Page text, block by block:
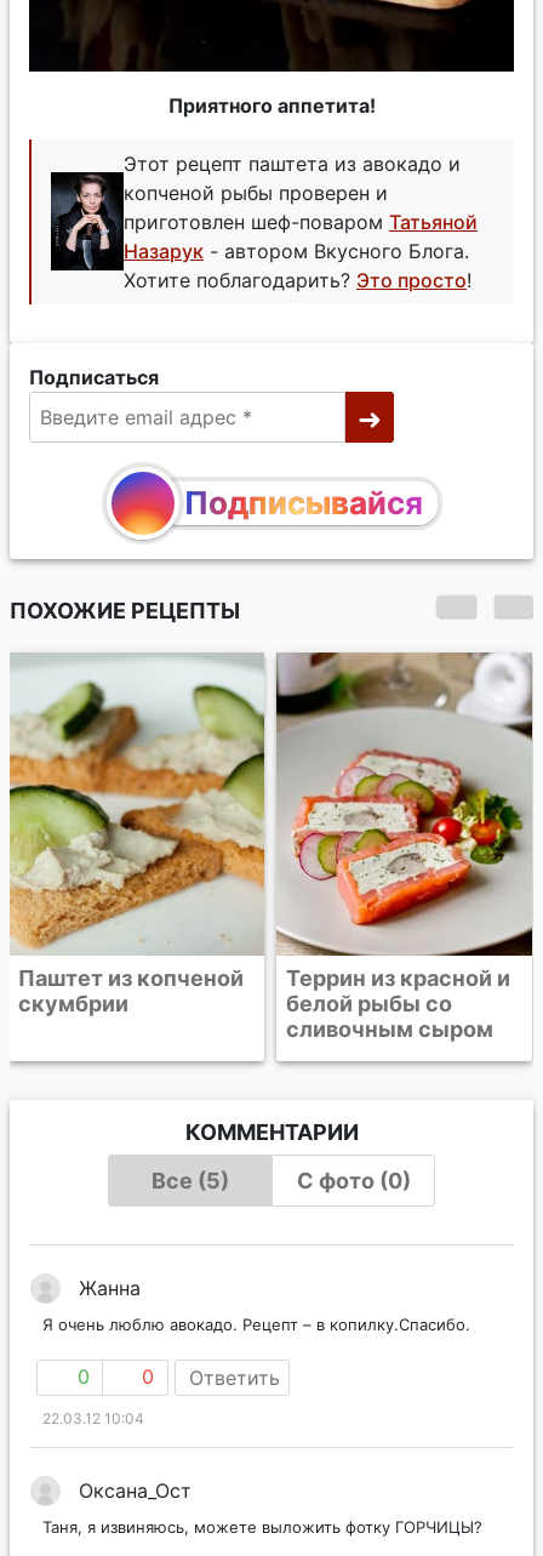
Приятного аппетита!
Этот рецепт паштета из авокадо и
копченой рыбы проверен и
приготовлен шеф-поваром Татьяной
Назарук - автором Вкусного Блога.
Хотите поблагодарить? Это просто!
Подписаться
Подписывайся
ПОХОЖИЕ РЕЦЕПТЫ
Паштет из копченой
скумбрии
Террин из красной и
белой рыбы со
сливочным сыром
КОММЕНТАРИИ
Все (5)
С фото (0)
Жанна
Я очень люблю авокадо. Рецепт – в копилку.Спасибо.
0 0 Ответить
22.03.12 10:04
Оксана_Ост
Таня, я извиняюсь, можете выложить фотку ГОРЧИЦЫ?